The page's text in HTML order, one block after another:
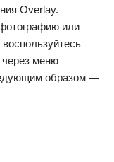
Overlay.
или
через меню
образом —